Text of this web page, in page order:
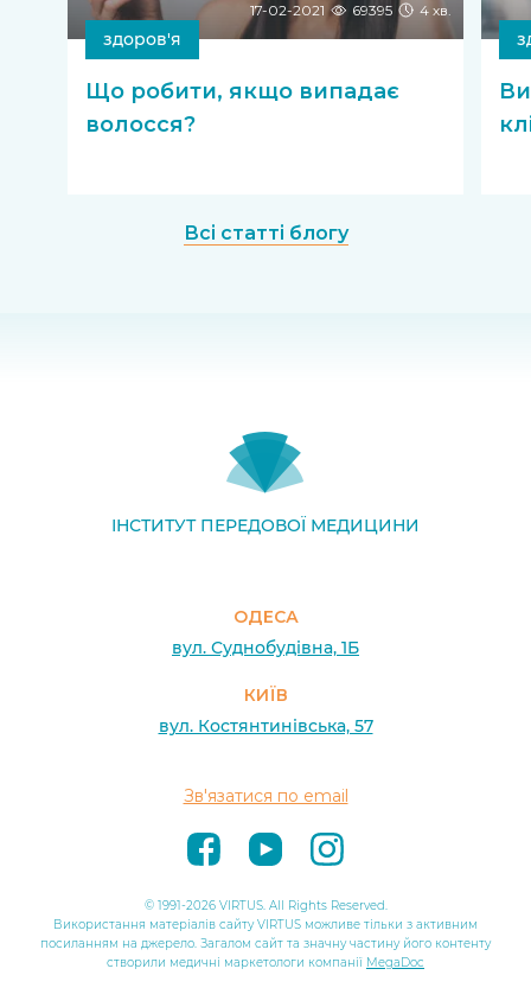
17-02-2021 69395 4 хв.
здоров'я
Що робити, якщо випадає
волосся?
Всі статті блогу
ІНСТИТУТ ПЕРЕДОВОЇ МЕДИЦИНИ
ОДЕСА
вул. Суднобудівна, 1Б
КИЇВ
вул. Костянтинівська, 57
Зв'язатися по email
© 1991-2026 VIRTUS. All Rights Reserved.
Використання матеріалів сайту VIRTUS можливе тільки з активним
посиланням на джерело. Загалом сайт та значну частину його контенту
створили медичні маркетологи компанії MegaDoc